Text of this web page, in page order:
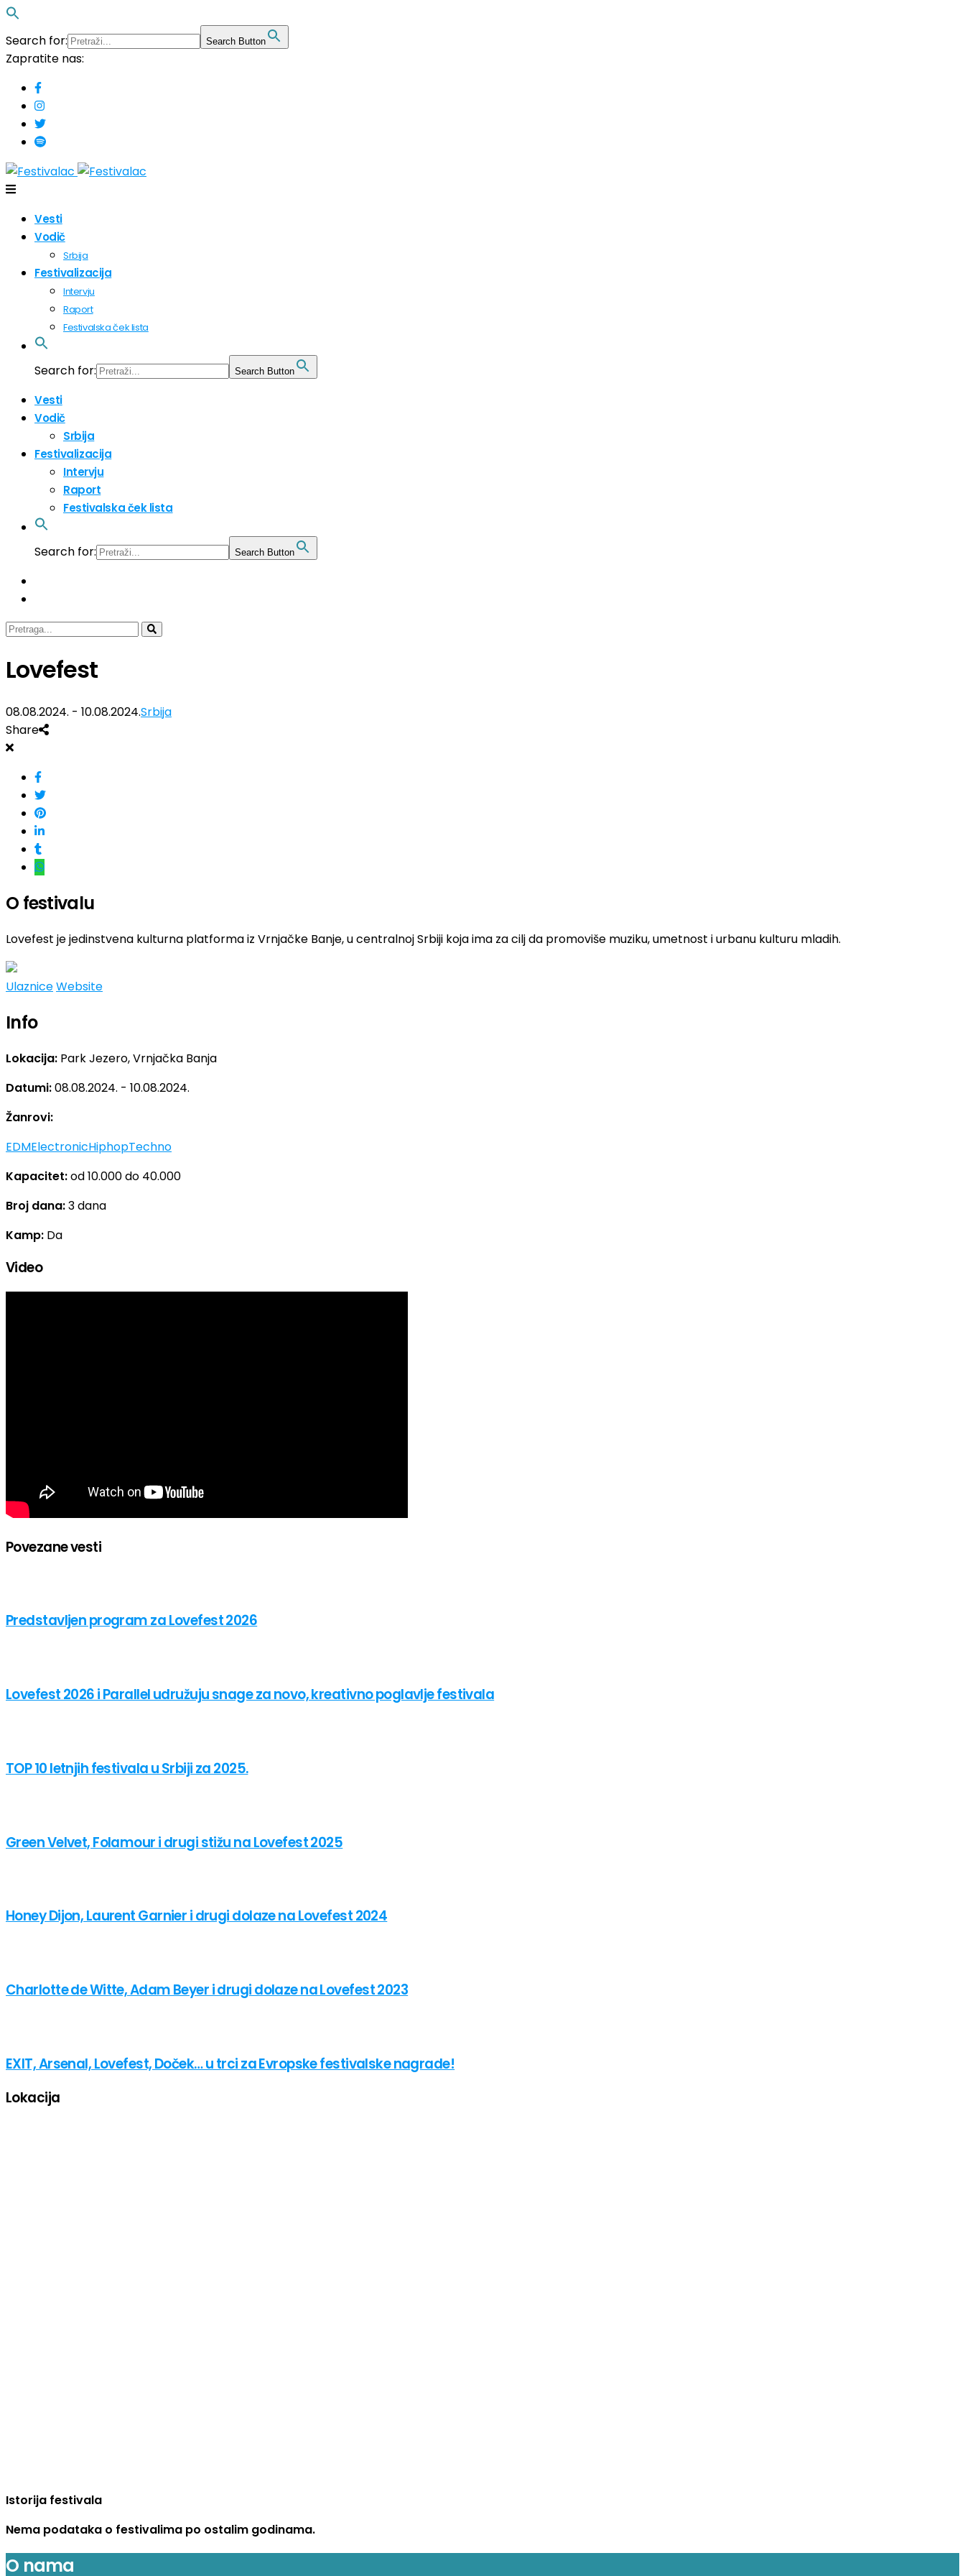
Search for: Search Button
Zapratite nas:
Vesti
Vodič
Srbija
Festivalizacija
Intervju
Raport
Festivalska ček lista
Search for: Search Button
Vesti
Vodič
Srbija
Festivalizacija
Intervju
Raport
Festivalska ček lista
Search for: Search Button
Lovefest
08.08.2024. - 10.08.2024.Srbija
Share
O festivalu
Lovefest je jedinstvena kulturna platforma iz Vrnjačke Banje, u centralnoj Srbiji koja ima za cilj da promoviše muziku, umetnost i urbanu kulturu mladih.
UlazniceWebsite
Info
Lokacija: Park Jezero, Vrnjačka Banja
Datumi:08.08.2024. - 10.08.2024.
Žanrovi:
EDMElectronicHiphopTechno
Kapacitet:od 10.000 do 40.000
Broj dana:3 dana
Kamp: Da
Video
Povezane vesti
Predstavljen program za Lovefest 2026
Lovefest 2026 i Parallel udružuju snage za novo, kreativno poglavlje festivala
TOP 10 letnjih festivala u Srbiji za 2025.
Green Velvet, Folamour i drugi stižu na Lovefest 2025
Honey Dijon, Laurent Garnier i drugi dolaze na Lovefest 2024
Charlotte de Witte, Adam Beyer i drugi dolaze na Lovefest 2023
EXIT, Arsenal, Lovefest, Doček… u trci za Evropske festivalske nagrade!
Lokacija
Istorija festivala
Nema podataka o festivalima po ostalim godinama.
O nama